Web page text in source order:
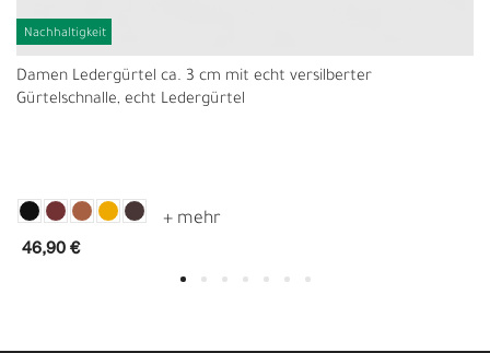
Nachhaltigkeit
Damen Ledergürtel ca. 3 cm mit echt versilberter
Gürtelschnalle, echt Ledergürtel
46,90 €